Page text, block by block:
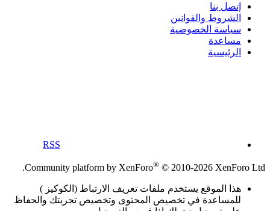
إتصل بنا
الشروط والقوانين
سياسة الخصوصية
مساعدة
الرئيسية
RSS
Community platform by XenForo® © 2010-2026 XenForo Ltd.
هذا الموقع يستخدم ملفات تعريف الارتباط (الكوكيز )
للمساعدة في تخصيص المحتوى وتخصيص تجربتك والحفاظ